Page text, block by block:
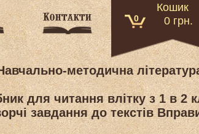
Кошик
0 0 грн.
методична
для читання влітку з 1 в 2
завдання до текстів